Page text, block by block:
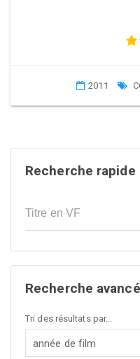
2011
Recherche rapide
Recherche
Tri des résultats par...
année de film